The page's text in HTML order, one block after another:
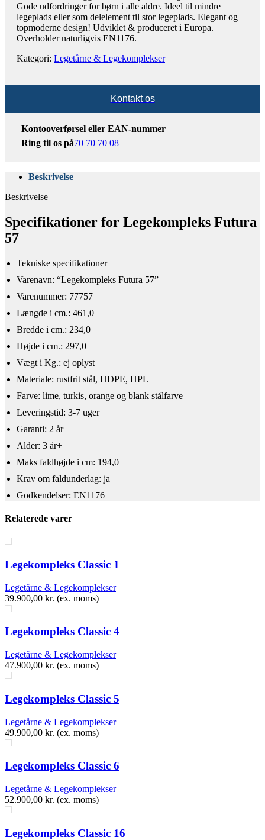
Gode udfordringer for børn i alle aldre. Ideel til mindre
legeplads eller som delelement til stor legeplads. Elegant og
topmoderne design! Udviklet & produceret i Europa.
Overholder naturligvis EN1176.
Kategori: Legetårne & Legekomplekser
Kontakt os
Kontooverførsel eller EAN-nummer
Ring til os på70 70 70 08
Beskrivelse
Beskrivelse
Specifikationer for Legekompleks Futura
57
Tekniske specifikationer​
​Varenavn: “Legekompleks Futura 57”
Varenummer: 77757
Længde i cm.: 461,0
Bredde i cm.: 234,0
Højde i cm.: 297,0
Vægt i Kg.: ej oplyst
Materiale: rustfrit stål, HDPE, HPL
Farve: lime, turkis, orange og blank stålfarve
Leveringstid: 3-7 uger
Garanti: 2 år+
Alder: 3 år+
​Maks faldhøjde i cm: 194,0
Krav om faldunderlag: ja
Godkendelser: EN1176
Relaterede varer
Legekompleks Classic 1
Legetårne & Legekomplekser
39.900,00 kr. (ex. moms)
Legekompleks Classic 4
Legetårne & Legekomplekser
47.900,00 kr. (ex. moms)
Legekompleks Classic 5
Legetårne & Legekomplekser
49.900,00 kr. (ex. moms)
Legekompleks Classic 6
Legetårne & Legekomplekser
52.900,00 kr. (ex. moms)
Legekompleks Classic 16